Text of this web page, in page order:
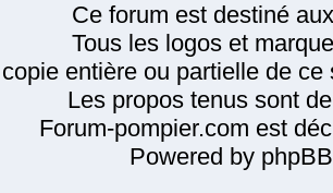
Ce forum est destiné
Tous les logos et
entière ou partielle de
Les propos tenus sont
Forum-pompier.com est
Powered by